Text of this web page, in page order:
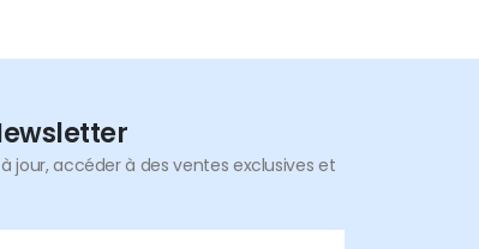
jour, accéder à des ventes exclusives et